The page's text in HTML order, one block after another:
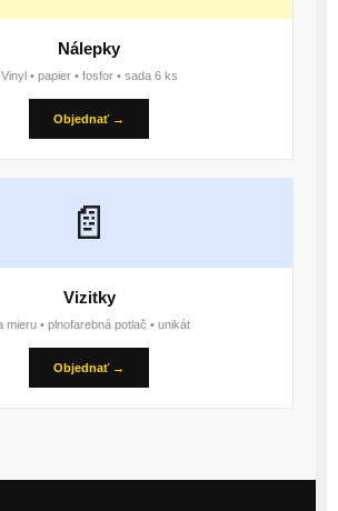
Nálepky
Vinyl • papier • fosfor • sada 6 ks
Objednať →
📄
Vizitky
mieru • plnofarebná potlač • unikát
Objednať →